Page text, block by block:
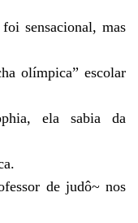
sensacional, mas
olímpica” escolar
ela sabia da
de judô~ nos